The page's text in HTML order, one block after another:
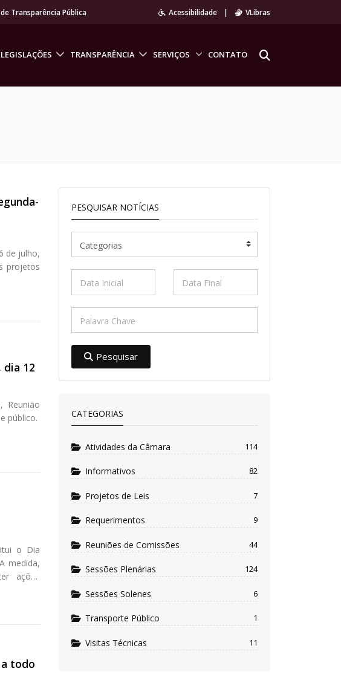
Transparência Pública Acessibilidade | VLibras
LEGISLAÇÕES TRANSPARÊNCIA SERVIÇOS CONTATO
de julho,
projetos
dia 12
Reunião
público.
o Dia
medida,
ações
todo
PESQUISAR NOTÍCIAS
Pesquisar
CATEGORIAS
Atividades da Câmara 114
Informativos 82
Projetos de Leis 7
Requerimentos 9
Reuniões de Comissões 44
Sessões Plenárias 124
Sessões Solenes 6
Transporte Público 1
Visitas Técnicas 11